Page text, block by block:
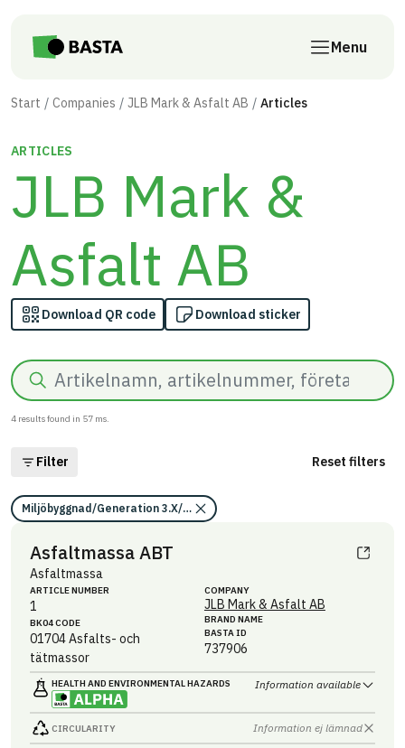
Menu
Start Companies JLB Mark & Asfalt AB Articles
ARTICLES
JLB Mark &
Asfalt AB
Download QR code Download sticker
Search
4 results found in 57 ms.
Filter Reset filters
Miljöbyggnad/Generation 3.X/Indikator 15/Stommen och grundens
Asfaltmassa ABT
Asfaltmassa
ARTICLE NUMBER
1
BK04 CODE
01704Asfalts- och
tätmassor
COMPANY
JLB Mark & Asfalt AB
BRAND NAME
BASTA ID
737906
HEALTH AND ENVIRONMENTAL HAZARDS Information available
CIRCULARITY Information ej lämnad